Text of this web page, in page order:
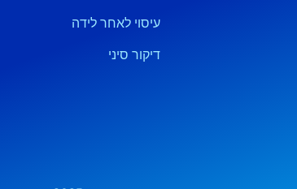
עיסוי לאחר לידה
דיקור סיני